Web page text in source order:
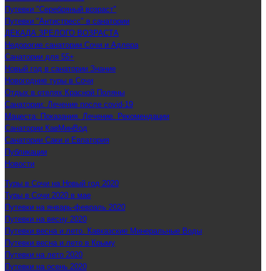
Путевки "Серебряный возраст"
Путевки "Антистресс" в санатории
ДЕКАДА ЗРЕЛОГО ВОЗРАСТА
Недорогие санатории Сочи и Адлера
Санатории для 55+
Новый год в санатории Знание
Новогодние туры в Сочи
Отдых в отелях Красной Поляны
Санатории: Лечение после covid-19
Мацеста: Показания. Лечение. Рекомендации
Санатории КавМинВод
Санатории Саки и Евпатория
Публикации
Новости
Туры в Сочи на Новый год 2020
Туры в Сочи 2020 в мае
Путевки на январь-февраль 2020
Путевки на весну 2020
Путевки весна и лето. Кавказские Минеральные Воды
Путевки весна и лето в Крыму
Путевки на лето 2020
Путевки на осень 2020